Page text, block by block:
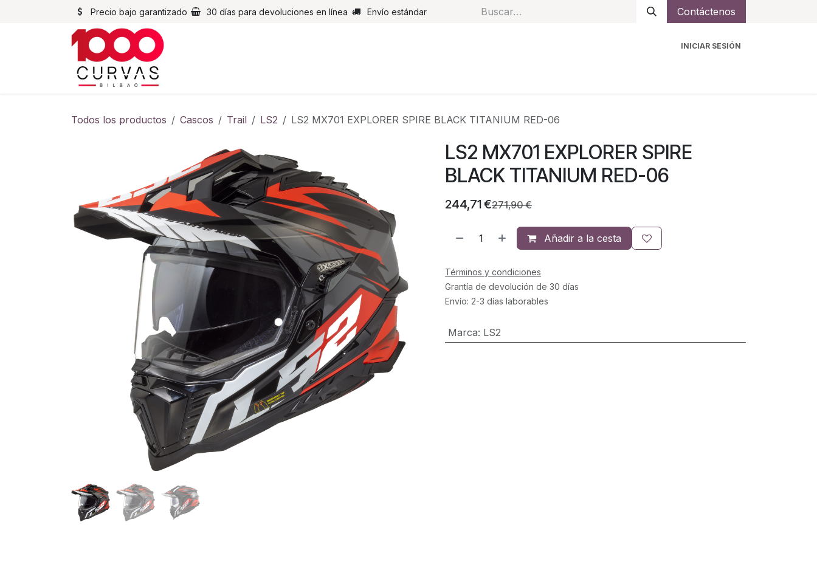
Precio bajo garantizado 30 días para devoluciones en línea Envío estándar Contáctenos
INICIAR SESIÓN
Todos los productos Cascos Trail LS2 LS2 MX701 EXPLORER SPIRE BLACK TITANIUM RED-06
LS2 MX701 EXPLORER SPIRE
BLACK TITANIUM RED-06
244,71€271,90€
Añadir a la cesta
Términos y condiciones
Grantía de devolución de 30 días
Envío: 2-3 días laborables
Marca: LS2